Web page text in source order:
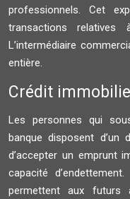
professionnels. Cet
transactions
L’intermédiaire
entière.
Crédit
Les personnes qui
banque disposent
d’accepter un emprunt
capacité
permettent aux futurs